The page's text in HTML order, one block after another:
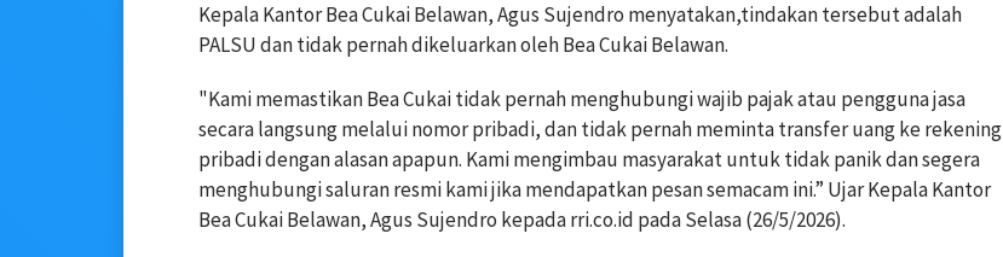
Kepala Kantor Bea Cukai Belawan, Agus Sujendro menyatakan,tindakan tersebut adalah
PALSU dan tidak pernah dikeluarkan oleh Bea Cukai Belawan.
"Kami memastikan Bea Cukai tidak pernah menghubungi wajib pajak atau pengguna jasa
secara langsung melalui nomor pribadi, dan tidak pernah meminta transfer uang ke rekening
pribadi dengan alasan apapun. Kami mengimbau masyarakat untuk tidak panik dan segera
menghubungi saluran resmi kami jika mendapatkan pesan semacam ini.” Ujar Kepala Kantor
Bea Cukai Belawan, Agus Sujendro kepada rri.co.id pada Selasa (26/5/2026).